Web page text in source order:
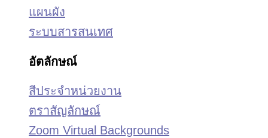
แผนผัง
ระบบสารสนเทศ
อัตลักษณ์
สีประจำหน่วยงาน
ตราสัญลักษณ์
Zoom Virtual Backgrounds